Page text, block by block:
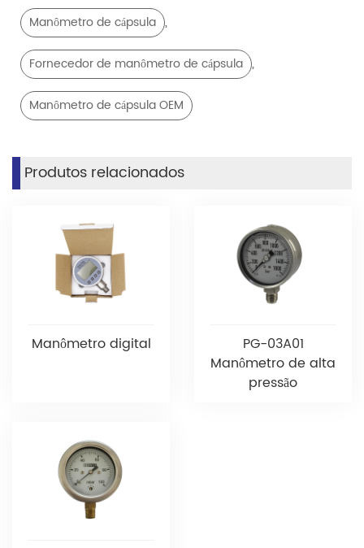
Manômetro de cápsula ,
Fornecedor de manômetro de cápsula ,
Manômetro de cápsula OEM
Produtos relacionados
Manômetro digital
PG-03A01
Manômetro de alta
pressão